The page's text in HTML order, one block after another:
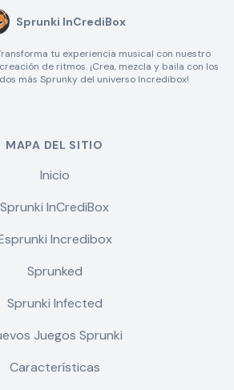
Sprunki InCrediBox
tu experiencia musical con nuestro
de ritmos. ¡Crea, mezcla y baila con los
más Sprunky del universo Incredibox!
MAPA DEL SITIO
Inicio
Sprunki InCrediBox
Incredibox
Sprunked
Sprunki Infected
Juegos Sprunki
Características